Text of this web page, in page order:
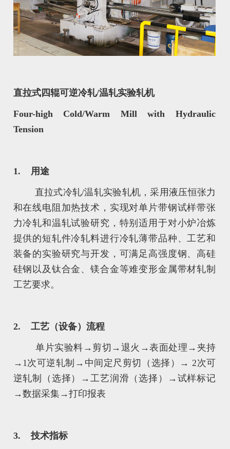
直拉式四辊可逆冷轧/温轧实验轧机
Four-high Cold/Warm Mill with Hydraulic
Tension
1. 用途
直拉式冷轧/温轧实验轧机，采用液压恒张力
和在线电阻加热技术，实现对单片带钢试样带张
力冷轧和温轧试验研究，特别适用于对小炉冶炼
提供的短轧件冷轧料进行冷轧薄带品种、工艺和
装备的实验研究与开发，可满足高强度钢、高硅
硅钢以及钛合金、镁合金等难变形金属带材轧制
工艺要求。
2. 工艺（设备）流程
单片实验料→剪切→退火→表面处理→夹持
→1次可逆轧制→中间定尺剪切（选择）→ 2次可
逆轧制（选择）→工艺润滑（选择）→试样标记
→数据采集→打印报表
3. 技术指标